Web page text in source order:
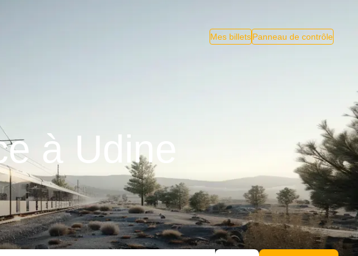
Mes billetsPanneau de contrôle
à Udine